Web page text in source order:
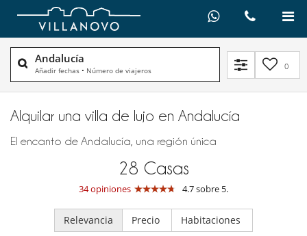
Andalucía
Añadir fechas • Número de viajeros 0
Alquilar una villa de lujo en Andalucía
El encanto de Andalucía, una región única
28 Casas
34 opiniones 4.7 sobre 5.
Relevancia Precio Habitaciones